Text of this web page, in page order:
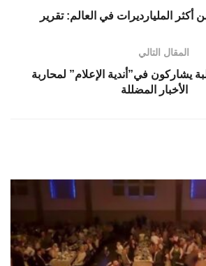
المقال التالي
يشاركون في”أندية الإعلام” لمحاربة
الأخبار المضللة